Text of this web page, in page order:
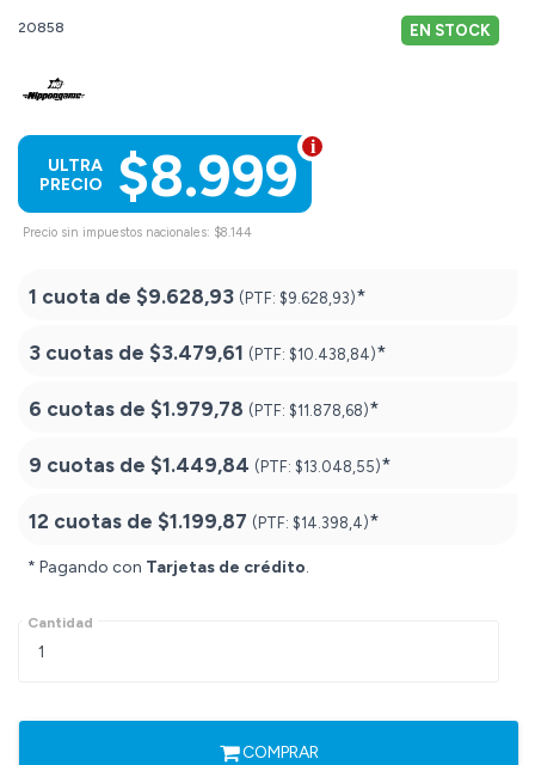
20858 EN STOCK
$8.999
ULTRA
PRECIO
Precio sin impuestos nacionales: $8.144
1 cuota de $9.628,93 (PTF: $9.628,93)*
3 cuotas de $3.479,61 (PTF: $10.438,84)*
6 cuotas de $1.979,78 (PTF: $11.878,68)*
9 cuotas de $1.449,84 (PTF: $13.048,55)*
12 cuotas de $1.199,87 (PTF: $14.398,4)*
* Pagando con Tarjetas de crédito.
Cantidad
COMPRAR